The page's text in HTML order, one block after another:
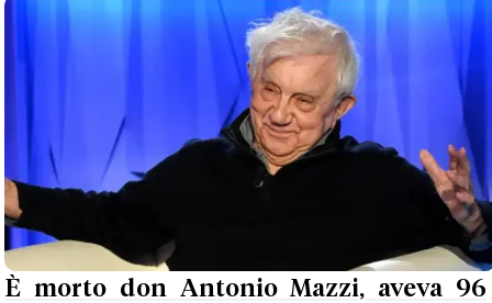
È morto don Antonio Mazzi, aveva 96